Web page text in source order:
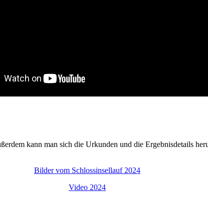
kann man sich die Urkunden und die Ergebnisdetails
Bilder vom Schlossinsellauf 2024
Video 2024